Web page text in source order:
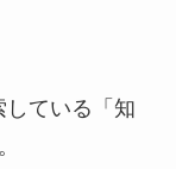
している「知